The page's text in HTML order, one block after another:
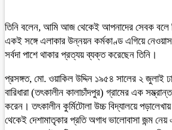
তিনি বলেন, আমি আজ থেকেই আপনাদের সেবক বলে
একই সঙ্গে এলাকার উন্নয়ন কর্মকাণ্ড এগিয়ে
সর্বদা পাশে থাকার প্রত্যয় ব্যক্ত করেছেন তিনি।
প্রসঙ্গত, মো. ওয়াকিল উদ্দিন ১৯৫৪ সালের ২ জুলাই
বারিধারা (তৎকালীন কালাচাঁদপুর) গ্রামের এক
করেন। তৎকালীন কুর্মিটোলা উচ্চ বিদ্যালয়ে
থেকেই দেশামাতৃকার প্রতি অগাধ ভালোবাসা জন্ম